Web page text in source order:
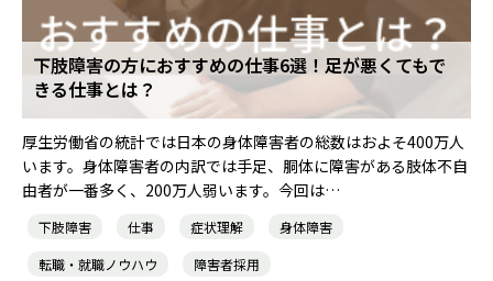
下肢障害の方におすすめの仕事6選！足が悪くてもで
きる仕事とは？
厚生労働省の統計では日本の身体障害者の総数はおよそ400万人
います。身体障害者の内訳では手足、胴体に障害がある肢体不自
由者が一番多く、200万人弱います。今回は…
下肢障害 仕事 症状理解
身体障害
転職・就職ノウハウ
障害者採用